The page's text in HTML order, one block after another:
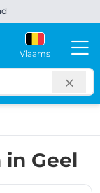
Vlaams
Geel